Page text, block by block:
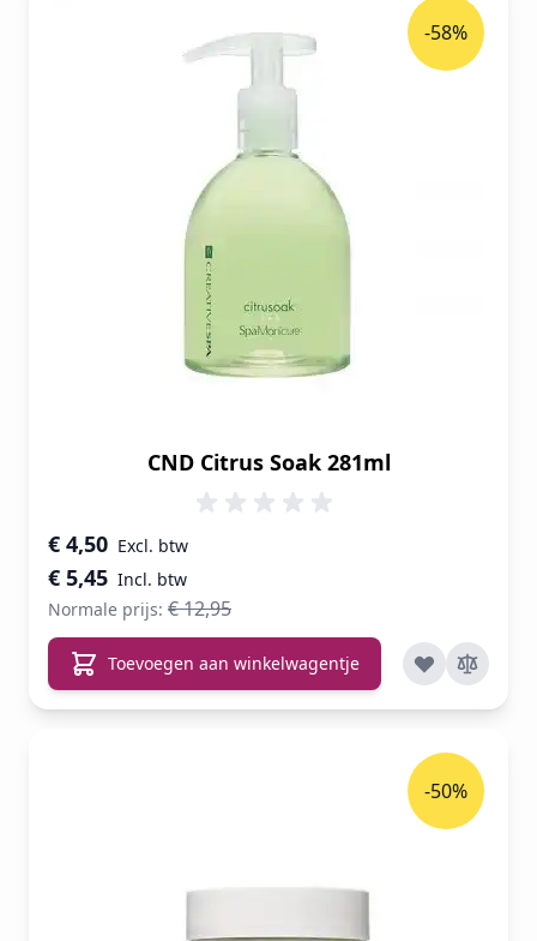
CND Citrus Soak 281ml
Speciale prijs
€ 5,45
€ 4,50
Normale prijs: € 12,95
-58%
Toevoegen aan winkelwagentje
-50%